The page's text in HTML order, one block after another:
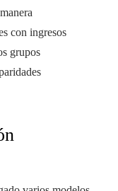
con ingresos
grupos